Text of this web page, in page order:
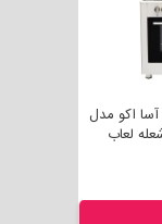
آسا اکو مدل